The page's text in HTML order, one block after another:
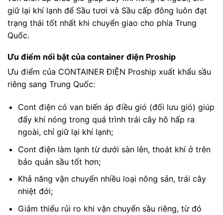
giữ lại khí lạnh để Sầu tươi và Sầu cấp đông luôn đạt
trạng thái tốt nhất khi chuyển giao cho phía Trung
Quốc.
Ưu điểm nổi bật của container điện Proship
Ưu điểm của CONTAINER ĐIỆN Proship xuất khẩu sầu
riêng sang Trung Quốc:
Cont điện có van biến áp điều gió (đối lưu gió) giúp
đẩy khí nóng trong quá trình trái cây hô hấp ra
ngoài, chỉ giữ lại khí lạnh;
Cont điện làm lạnh từ dưới sàn lên, thoát khí ở trên
bảo quản sầu tốt hơn;
Khả năng vận chuyển nhiều loại nông sản, trái cây
nhiệt đới;
Giảm thiểu rủi ro khi vận chuyển sầu riêng, từ đó